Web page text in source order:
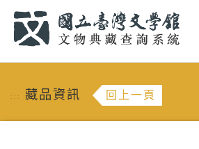
::: 藏品資訊 回上一頁